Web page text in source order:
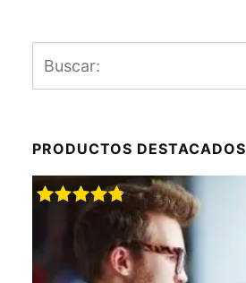
PRODUCTOS DESTACADOS